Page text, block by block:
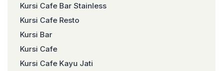
Kursi Cafe Bar Stainless
Kursi Cafe Resto
Kursi Bar
Kursi Cafe
Kursi Cafe Kayu Jati